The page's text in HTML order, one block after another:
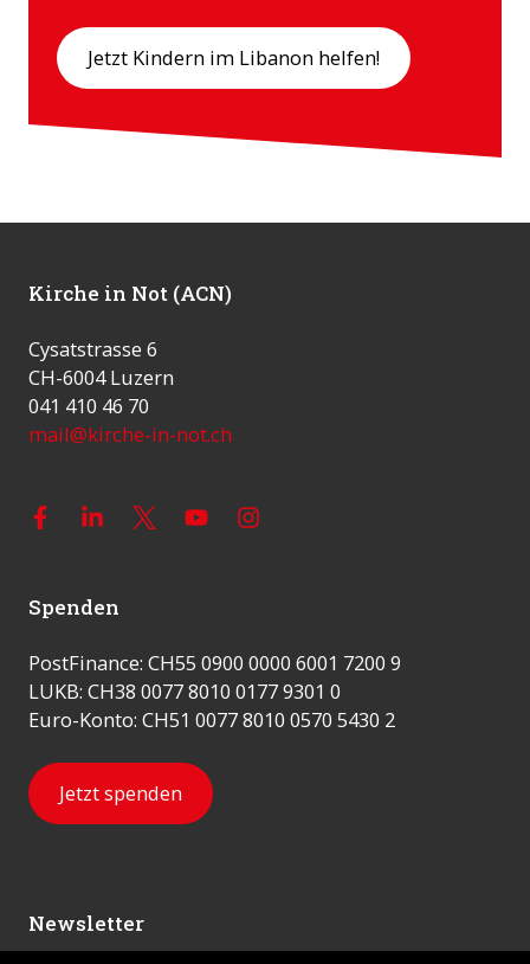
Jetzt Kindern im Libanon helfen!
Kirche in Not (ACN)
Cysatstrasse 6
CH-6004 Luzern
041 410 46 70
mail@kirche-in-not.ch
Spenden
PostFinance: CH55 0900 0000 6001 7200 9
LUKB: CH38 0077 8010 0177 9301 0
Euro-Konto: CH51 0077 8010 0570 5430 2
Jetzt spenden
Newsletter